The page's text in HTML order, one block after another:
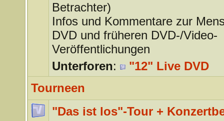
Betrachter)
Infos und Kommentare zur
DVD und früheren DVD-/Video-
Veröffentlichungen
Unterforen:
"12" Live DVD
Tourneen
"Das ist los"-Tour +